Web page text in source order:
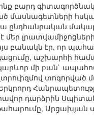
բարդ
մասնագետների
ընդհանրական
մեր
բանակն էր, որ
աշխարհի
մի բան`
տոգորված
դարձրին
Արցախյան